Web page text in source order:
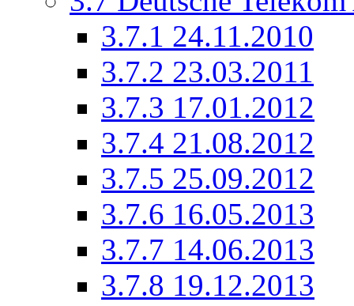
3.7.1 24.11.2010
3.7.2 23.03.2011
3.7.3 17.01.2012
3.7.4 21.08.2012
3.7.5 25.09.2012
3.7.6 16.05.2013
3.7.7 14.06.2013
3.7.8 19.12.2013